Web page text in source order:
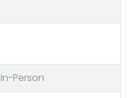
In-Person